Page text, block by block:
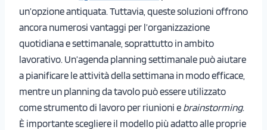
un’opzione antiquata. Tuttavia, queste soluzioni offrono
ancora numerosi vantaggi per l’organizzazione
quotidiana e settimanale, soprattutto in ambito
lavorativo. Un’agenda planning settimanale può aiutare
a pianificare le attività della settimana in modo efficace,
mentre un planning da tavolo può essere utilizzato
come strumento di lavoro per riunioni e brainstorming.
È importante scegliere il modello più adatto alle proprie